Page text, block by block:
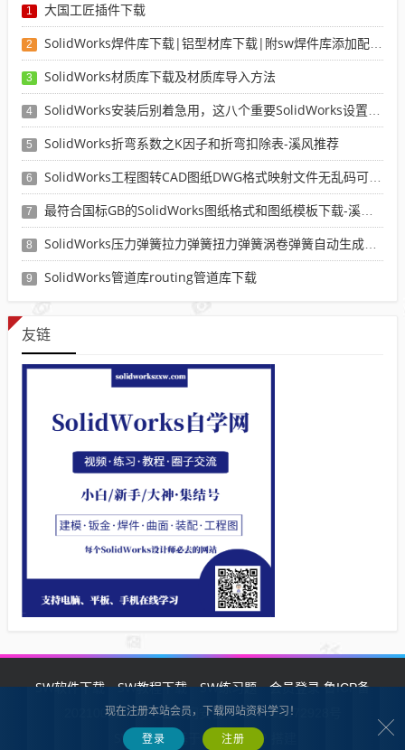
1 大国工匠插件下载
2 SolidWorks焊件库下载|铝型材库下载|附sw焊件库添加配置使用教程
3 SolidWorks材质库下载及材质库导入方法
4 SolidWorks安装后别着急用，这八个重要SolidWorks设置可以提高你的画图效率
5 SolidWorks折弯系数之K因子和折弯扣除表-溪风推荐
6 SolidWorks工程图转CAD图纸DWG格式映射文件无乱码可分层-溪风亲测推荐
7 最符合国标GB的SolidWorks图纸格式和图纸模板下载-溪风专用版
8 SolidWorks压力弹簧拉力弹簧扭力弹簧涡卷弹簧自动生成宏程序下载
9 SolidWorks管道库routing管道库下载
友链
SW软件下载 SW教程下载 SW练习题 会员登录鲁ICP备
2021002287号-1鲁公网安备 37132902372928号
SW自学网 基于 Z-BlogPHP
现在注册本站会员，下载网站资料学习！
登录 注册